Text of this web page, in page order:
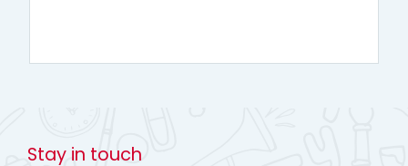
Stay in touch